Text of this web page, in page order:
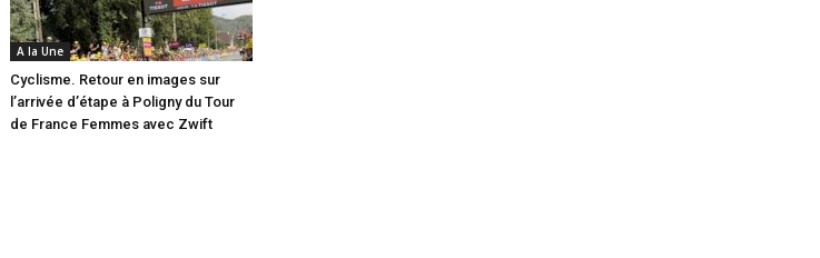
A la Une
Cyclisme. Retour en images sur
l’arrivée d’étape à Poligny du Tour
de France Femmes avec Zwift